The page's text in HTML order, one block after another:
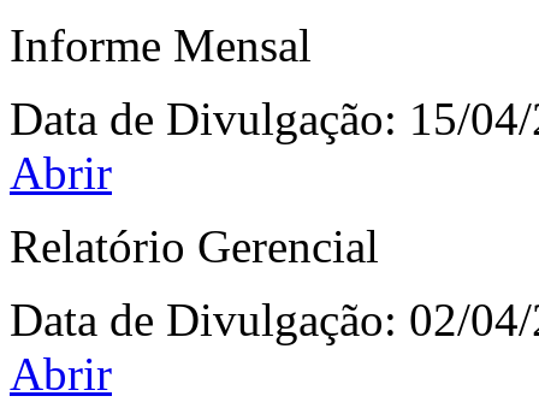
Informe Mensal
Data de Divulgação: 15/
Abrir
Relatório Gerencial
Data de Divulgação: 02/
Abrir